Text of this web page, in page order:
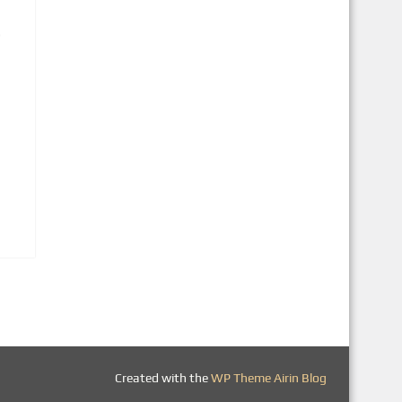
Created with theWP Theme Airin Blog